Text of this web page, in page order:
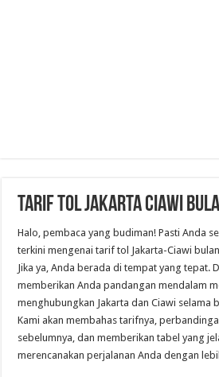
Tarif Tol Jakarta Ciawi
Halo, pembaca yang budiman! Pasti Anda
terkini mengenai tarif tol Jakarta-Ciawi
Jika ya, Anda berada di tempat yang tepat.
memberikan Anda pandangan mendalam
menghubungkan Jakarta dan Ciawi selama
Kami akan membahas tarifnya,
sebelumnya, dan memberikan tabel yang
merencanakan perjalanan Anda dengan